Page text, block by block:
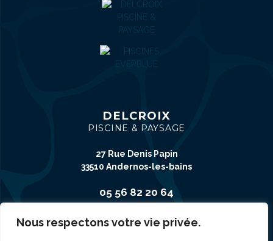
Nous respectons votre vie privée.
DELCROIX
PISCINE & PAYSAGE
27 Rue Denis Papin
33510 Andernos-les-bains
05 56 82 20 64
CONTACT